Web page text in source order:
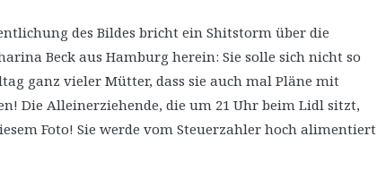
des Bildes bricht ein Shitstorm über die
Beck aus Hamburg herein: Sie solle sich nicht so
ganz vieler Mütter, dass sie auch mal Pläne mit
Die Alleinerziehende, die um 21 Uhr beim Lidl sitzt,
Foto! Sie werde vom Steuerzahler hoch alimentiert